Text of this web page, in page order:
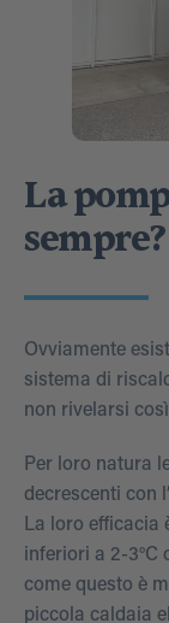
La
sempre?
Ovviamente
sistema di
non rivelarsi
Per loro natura
decrescenti con
La loro efficacia
inferiori a 2-3°C
come questo è
piccola caldaia